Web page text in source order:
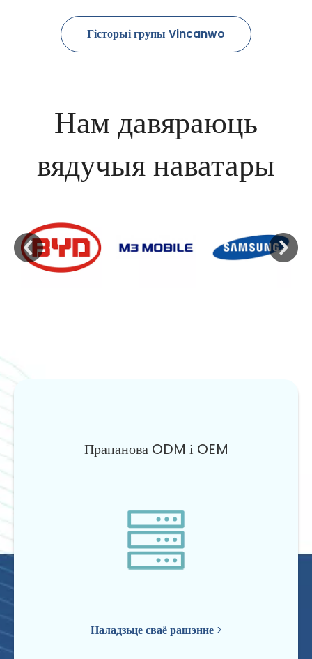
Гісторыі групы Vincanwo
Нам давяраюць
вядучыя наватары
Прапанова ODM і OEM
Наладзьце сваё рашэнне >